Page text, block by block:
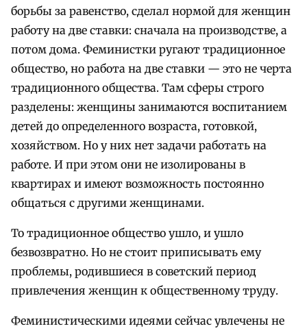
борьбы за равенство, сделал нормой для женщин
работу на две ставки: сначала на производстве, а
потом дома. Феминистки ругают традиционное
общество, но работа на две ставки — это не черта
традиционного общества. Там сферы строго
разделены: женщины занимаются воспитанием
детей до определенного возраста, готовкой,
хозяйством. Но у них нет задачи работать на
работе. И при этом они не изолированы в
квартирах и имеют возможность постоянно
общаться с другими женщинами.
То традиционное общество ушло, и ушло
безвозвратно. Но не стоит приписывать ему
проблемы, родившиеся в советский период
привлечения женщин к общественному труду.
Феминистическими идеями сейчас увлечены не